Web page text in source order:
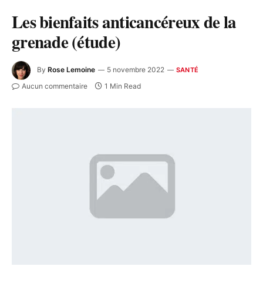
Les bienfaits anticancéreux de la
grenade (étude)
By Rose Lemoine 5 novembre 2022 SANTÉ
Aucun commentaire 1 Min Read